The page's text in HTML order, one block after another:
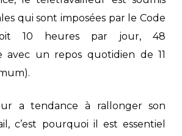
qui sont imposées par le Code
10 heures par jour, 48
avec un repos quotidien de 11
a tendance à rallonger son
c’est pourquoi il est essentiel